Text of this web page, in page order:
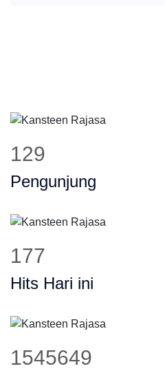
161
Pengunjung
225
Hits Hari ini
1955481